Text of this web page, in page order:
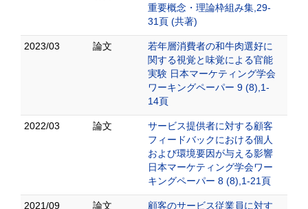
重要概念・理論枠組み集,29-
31頁 (共著)
2023/03 論文
若年層消費者の和牛肉選好に
関する視覚と味覚による官能
実験 日本マーケティング学会
ワーキングペーパー 9 (8),1-
14頁
2022/03 論文
サービス提供者に対する顧客
フィードバックにおける個人
および環境要因が与える影響
日本マーケティング学会ワー
キングペーパー 8 (8),1-21頁
2021/09 論文
顧客のサービス従業員に対す